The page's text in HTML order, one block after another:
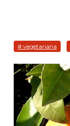
# vegetariana